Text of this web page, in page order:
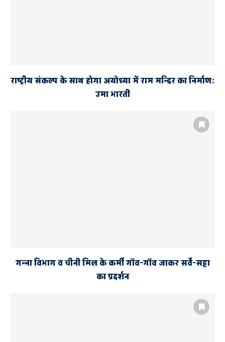
राष्ट्रीय संकल्प के साथ होगा अयोध्या में राम मन्दिर का निर्माण:
उमा भारती
गन्ना विभाग व चीनी मिल के कर्मी गॉव-गॉव जाकर सर्वे-सट्टा
का प्रदर्शन